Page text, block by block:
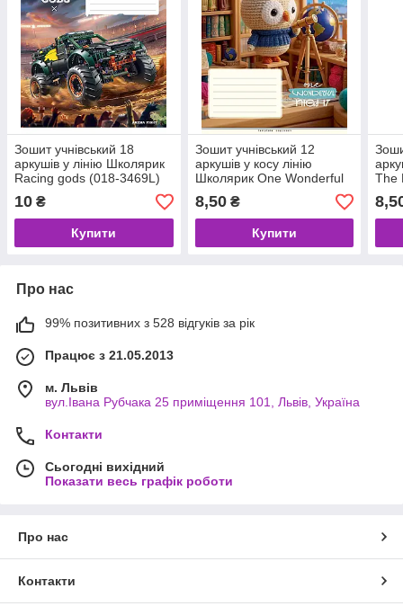
Зошит учнівський 18
аркушів у лінію Школярик
Racing gods (018-3469L)
10 ₴
Купити
Зошит учнівський 12
аркушів у косу лінію
Школярик One Wonderful
Day (012-3770C)
8,50₴
Купити
The
Про нас
99% позитивних з 528 відгуків за рік
Працює з 21.05.2013
м. Львів
вул.Івана Рубчака 25 приміщення 101, Львів, Україна
Контакти
Сьогодні вихідний
Показати весь графік роботи
Про нас
Контакти